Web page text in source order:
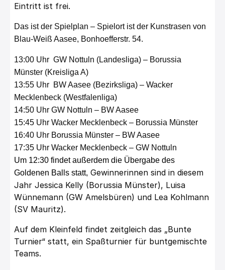
Eintritt ist frei.
Das ist der Spielplan – Spielort ist der Kunstrasen von
Blau-Weiß Aasee, Bonhoefferstr. 54.
13:00 Uhr GW Nottuln (Landesliga) – Borussia
Münster (Kreisliga A)
13:55 Uhr BW Aasee (Bezirksliga) – Wacker
Mecklenbeck (Westfalenliga)
14:50 Uhr GW Nottuln – BW Aasee
15:45 Uhr Wacker Mecklenbeck – Borussia Münster
16:40 Uhr Borussia Münster – BW Aasee
17:35 Uhr Wacker Mecklenbeck – GW Nottuln
Um 12:30 findet außerdem die Übergabe des
Goldenen Balls statt, Gewinnerinnen sind in diesem
Jahr Jessica Kelly (Borussia Münster), Luisa
Wünnemann (GW Amelsbüren) und Lea Kohlmann
(SV Mauritz).
Auf dem Kleinfeld findet zeitgleich das „Bunte
Turnier“ statt, ein Spaßturnier für buntgemischte
Teams.